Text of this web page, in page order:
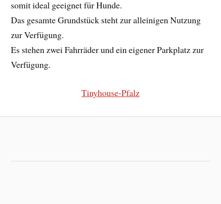
somit ideal geeignet für Hunde.
Das gesamte Grundstück steht zur alleinigen Nutzung
zur Verfügung.
Es stehen zwei Fahrräder und ein eigener Parkplatz zur
Verfügung.
Tinyhouse-Pfalz